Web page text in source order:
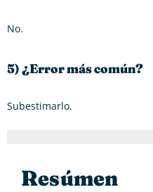
No.
5) ¿Error más común?
Subestimarlo.
Resúmen